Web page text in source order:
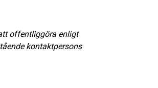
offentliggöra enligt
kontaktpersons